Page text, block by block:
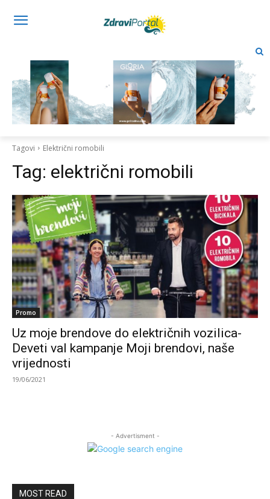
Tagovi Električni romobili
Tag: električni romobili
Promo
Uz moje brendove do električnih vozilica-
Deveti val kampanje Moji brendovi, naše
vrijednosti
19/06/2021
- Advertisment -
MOST READ